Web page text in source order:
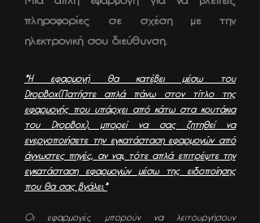
πληροφορίες σε σχέση με την
ηλεκτρονική σου διεύθυνση.
*Η εφαρμογή θα κατέβει μέσω του
DropBox(Πατήστε απλά πάνω στον τίτλο της
εφαρμογής που υπάρχει από κάτω στα κουτάκια
του DropBox), μπορεί να σας ζητηθεί να
ενεργοποιήσετε την εγκατάσταση εφαρμογών από
άγνωστες πηγές, αν ναι, τότε απλά επιτρέψτε την
εγκατάσταση εφαρμογών μέσω της ειδοποίησης
που θα σας βγάλει.*
Οι εφαρμογές μπορούν να λειτουργήσουν